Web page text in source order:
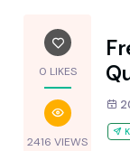
0 LIKES
2416 VIEWS